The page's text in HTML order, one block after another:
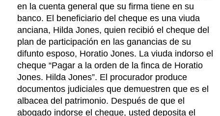
en la cuenta general que su firma tiene en su
banco. El beneficiario del cheque es una viuda
anciana, Hilda Jones, quien recibió el cheque del
plan de participación en las ganancias de su
difunto esposo, Horatio Jones. La viuda indorso el
cheque “Pagar a la orden de la finca de Horatio
Jones. Hilda Jones”. El procurador produce
documentos judiciales que demuestren que es el
albacea del patrimonio. Después de que el
abogado indorse el cheque, usted deposita el